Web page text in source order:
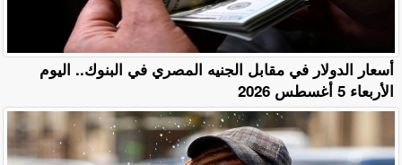
أسعار الدولار في مقابل الجنيه المصري في البنوك.. اليوم
الأربعاء 5 أغسطس 2026